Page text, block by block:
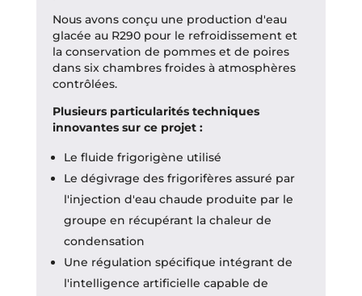
Nous avons conçu une production d'eau
glacée au R290 pour le refroidissement et
la conservation de pommes et de poires
dans six chambres froides à atmosphères
contrôlées.
Plusieurs particularités techniques
innovantes sur ce projet :
Le fluide frigorigène utilisé
Le dégivrage des frigorifères assuré par
l'injection d'eau chaude produite par le
groupe en récupérant la chaleur de
condensation
Une régulation spécifique intégrant de
l'intelligence artificielle capable de